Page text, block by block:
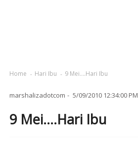
Home Hari Ibu 9 Mei....Hari Ibu
marshalizadotcom 5/09/2010 12:34:00 PM
9 Mei....Hari Ibu